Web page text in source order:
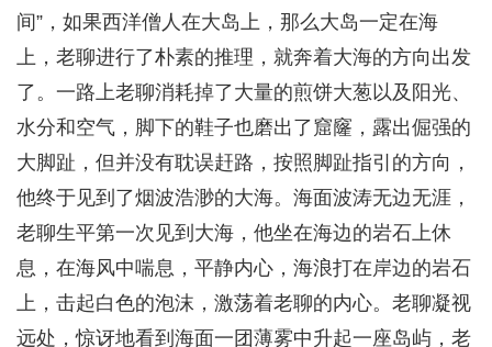
间”，如果西洋僧人在大岛上，那么大岛一定在海
上，老聊进行了朴素的推理，就奔着大海的方向出发
了。一路上老聊消耗掉了大量的煎饼大葱以及阳光、
水分和空气，脚下的鞋子也磨出了窟窿，露出倔强的
大脚趾，但并没有耽误赶路，按照脚趾指引的方向，
他终于见到了烟波浩渺的大海。海面波涛无边无涯，
老聊生平第一次见到大海，他坐在海边的岩石上休
息，在海风中喘息，平静内心，海浪打在岸边的岩石
上，击起白色的泡沫，激荡着老聊的内心。老聊凝视
远处，惊讶地看到海面一团薄雾中升起一座岛屿，老